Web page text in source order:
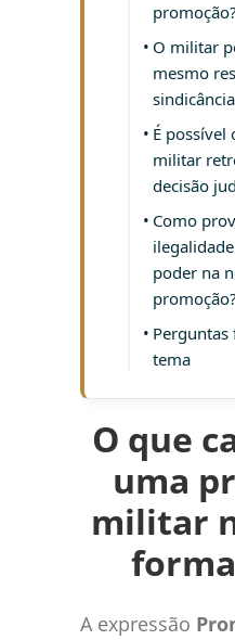
promoção?
O militar
mesmo
É
militar
decisão
Como
poder na
promoção?
Perguntas
tema
O que
uma
militar
A expressão